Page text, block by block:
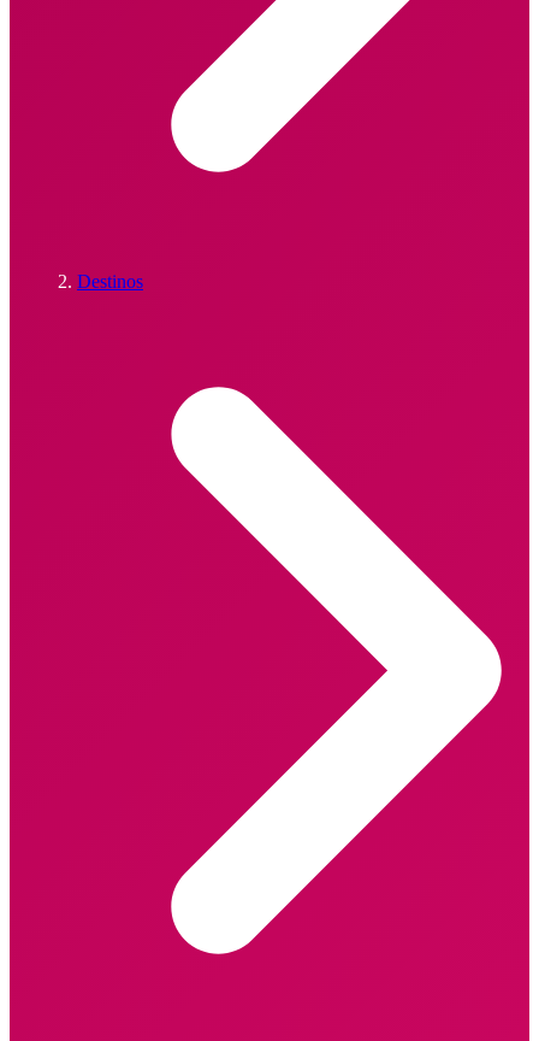
Destinos